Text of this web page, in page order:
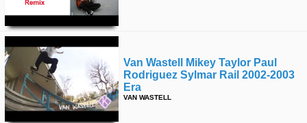
Van Wastell Mikey Taylor Paul
Rodriguez Sylmar Rail 2002-2003
Era
VAN WASTELL